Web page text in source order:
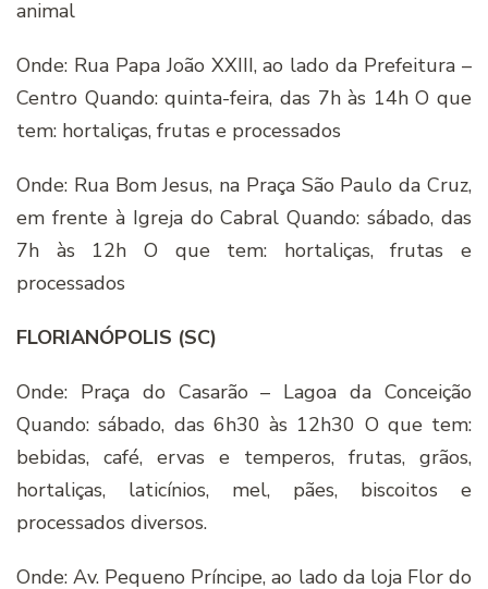
animal
Onde: Rua Papa João XXIII, ao lado da Prefeitura –
Centro Quando: quinta-feira, das 7h às 14h O que
tem: hortaliças, frutas e processados
Onde: Rua Bom Jesus, na Praça São Paulo da Cruz,
em frente à Igreja do Cabral Quando: sábado, das
7h às 12h O que tem: hortaliças, frutas e
processados
FLORIANÓPOLIS (SC)
Onde: Praça do Casarão – Lagoa da Conceição
Quando: sábado, das 6h30 às 12h30 O que tem:
bebidas, café, ervas e temperos, frutas, grãos,
hortaliças, laticínios, mel, pães, biscoitos e
processados diversos.
Onde: Av. Pequeno Príncipe, ao lado da loja Flor do